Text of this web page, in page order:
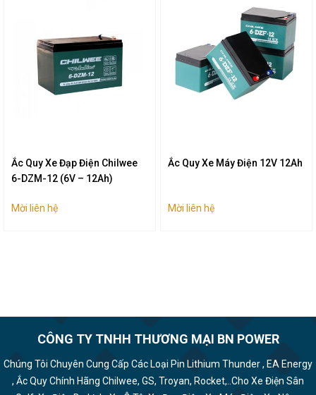
Ắc Quy Xe Đạp Điện Chilwee
6-DZM-12 (6V – 12Ah)
Mời liên hệ
Ắc Quy Xe Máy Điện 12V 12Ah
Mời liên hệ
CÔNG TY TNHH THƯƠNG MẠI BN POWER
Chúng Tôi Chuyên Cung Cấp Các Loại Pin Lithium Thunder , EA Energy
, Ắc Quy Chính Hãng Chilwee, GS, Troyan, Rocket,..Cho Xe Điện Sân